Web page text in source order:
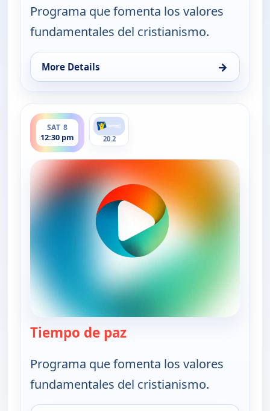
Programa que fomenta los valores
fundamentales del cristianismo.
More Details →
for Tiempo de paz, Sat 8, 7:30 am
SAT 8
12:30 pm
ends 1:00 pm
20.2
Tiempo de paz
Programa que fomenta los valores
fundamentales del cristianismo.